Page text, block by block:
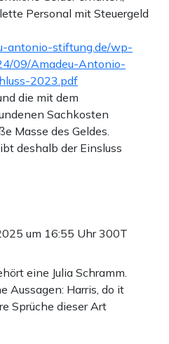
schützen? Dafür ist eine VPN
für einen VPN-Anbieter
den
gratis erhalten.
sichern
Personal mit Steuergeld
antonio-stiftung.de/wp-
09/Amadeu-Antonio-
2023.pdf
die mit dem
Sachkosten
Masse des Geldes.
deshalb der Einsluss
um 16:55 Uhr300T
eine Julia Schramm.
Aussagen: Harris, do it
Sprüche dieser Art